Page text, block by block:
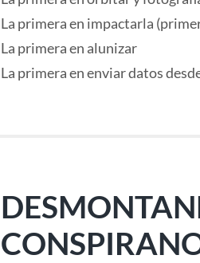
La primera en impactarla
La primera en alunizar
La primera en enviar datos